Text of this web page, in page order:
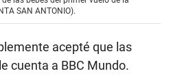
y son más un tema de